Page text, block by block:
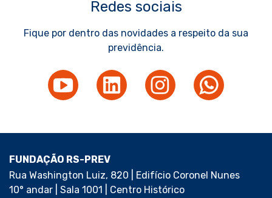
Redes sociais
Fique por dentro das novidades a respeito da sua
previdência.
FUNDAÇÃO RS-PREV
Rua Washington Luiz, 820 | Edifício Coronel Nunes
10° andar | Sala 1001 | Centro Histórico